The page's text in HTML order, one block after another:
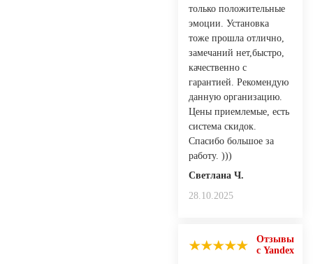
только положительные
эмоции. Установка
тоже прошла отлично,
замечаний нет,быстро,
качественно с
гарантией. Рекомендую
данную организацию.
Цены приемлемые, есть
система скидок.
Спасибо большое за
работу. )))
Светлана Ч.
28.10.2025
Отзывы
с Yandex